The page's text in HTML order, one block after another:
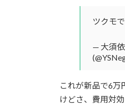
ツクモ
— 大須
これが新品で6万
けどさ、費用対